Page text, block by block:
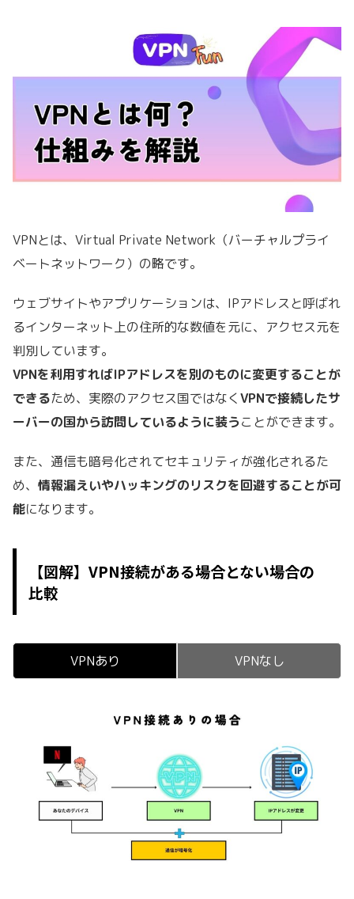
VPNとは、Virtual Private Network（バーチャルプライ
ベートネットワーク）の略です。
ウェブサイトやアプリケーションは、IPアドレスと呼ばれ
るインターネット上の住所的な数値を元に、アクセス元を
判別しています。
VPNを利用すればIPアドレスを別のものに変更することが
できるため、 実際のアクセス国ではなくVPNで接続したサ
ーバーの国から訪問しているように装うことができます。
また、通信も暗号化されてセキュリティが強化されるた
め、 情報漏えいやハッキングのリスクを回避することが可
能になります。
【図解】VPN接続がある場合とない場合の
比較
VPNあり VPNなし